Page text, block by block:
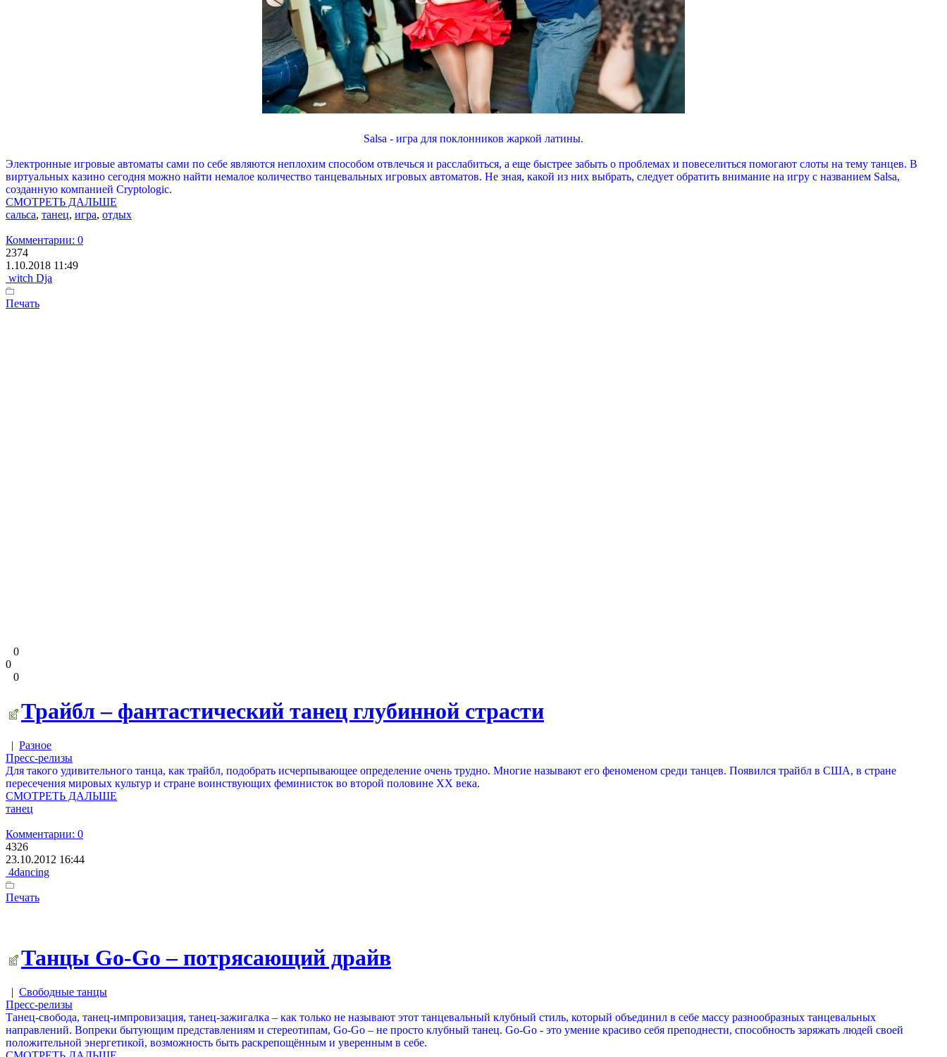
Salsa - игра для поклонников жаркой латины.
Электронные игровые автоматы сами по себе являются неплохим способом отвлечься и расслабиться, а еще быстрее забыть о проблемах и повеселиться помогают слоты на тему танцев. В
виртуальных казино сегодня можно найти немалое количество танцевальных игровых автоматов. Не зная, какой из них выбрать, следует обратить внимание на игру с названием Salsa,
созданную компанией Cryptologic.
СМОТРЕТЬ ДАЛЬШЕ
сальса, танец, игра, отдых
Комментарии: 0
2374
1.10.2018 11:49
witch Dja
Печать
0
0
0
Трайбл – фантастический танец глубинной страсти
| Разное
Пресс-релизы
Для такого удивительного танца, как трайбл, подобрать исчерпывающее определение очень трудно. Многие называют его феноменом среди танцев. Появился трайбл в США, в стране
пересечения мировых культур и стране воинствующих феминисток во второй половине ХХ века.
СМОТРЕТЬ ДАЛЬШЕ
танец
Комментарии: 0
4326
23.10.2012 16:44
4dancing
Печать
Танцы Go-Go – потрясающий драйв
| Свободные танцы
Пресс-релизы
Танец-свобода, танец-импровизация, танец-зажигалка – как только не называют этот танцевальный клубный стиль, который объединил в себе массу разнообразных танцевальных
направлений. Вопреки бытующим представлениям и стереотипам, Go-Go – не просто клубный танец. Go-Go - это умение красиво себя преподнести, способность заряжать людей своей
положительной энергетикой, возможность быть раскрепощённым и уверенным в себе.